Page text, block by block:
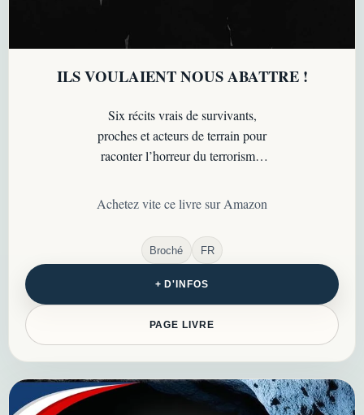
ILS VOULAIENT NOUS ABATTRE !
Six récits vrais de survivants,
proches et acteurs de terrain pour
raconter l’horreur du terrorisme,
l’oubli…
Achetez vite ce livre sur Amazon
Broché FR
+ D'INFOS
PAGE LIVRE